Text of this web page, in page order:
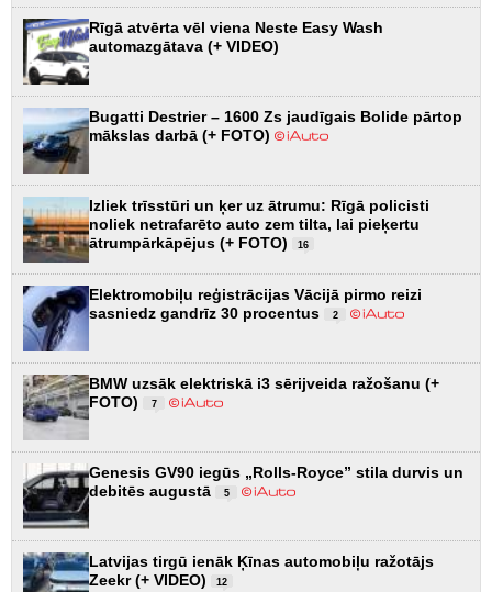
Rīgā atvērta vēl viena Neste Easy Wash
automazgātava (+ VIDEO)
Bugatti Destrier – 1600 Zs jaudīgais Bolide pārtop
mākslas darbā (+ FOTO)
Izliek trīsstūri un ķer uz ātrumu: Rīgā policisti
noliek netrafarēto auto zem tilta, lai pieķertu
ātrumpārkāpējus (+ FOTO)
16
Elektromobiļu reģistrācijas Vācijā pirmo reizi
sasniedz gandrīz 30 procentus
2
BMW uzsāk elektriskā i3 sērijveida ražošanu (+
FOTO)
7
Genesis GV90 iegūs „Rolls-Royce” stila durvis un
debitēs augustā
5
Latvijas tirgū ienāk Ķīnas automobiļu ražotājs
Zeekr (+ VIDEO)
12